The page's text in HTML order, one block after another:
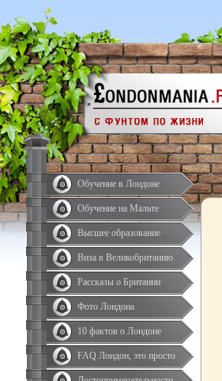
Обучение в Лондоне
Обучение на Мальте
Высшее образование
Виза в Великобританию
Рассказы о Британии
Фото Лондона
10 фактов о Лондоне
FAQ Лондон, это просто